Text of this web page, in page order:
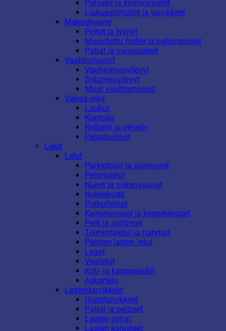
Parveke ja kynnysmatot
Liukuestematot ja tarvikkeet
Makuuhuone
Peitot ja tyynyt
Muovitettu frotee ja patjansuojat
Patjat ja varavuoteet
Vaahtomuovit
Vaahtomuovilevyt
Solumuovilevyt
Muut vaahtomuovit
Vapaa-aika
Laukut
Kuntoilu
Retkeily ja veneily
Pelastusliivit
Lelut
Lelut
Parkkitalot ja ajoneuvot
Pehmolelut
Nuket ja nukenvaunut
Nukkekodit
Potkuttelijat
Keinuhevoset ja keppihevoset
Pelit ja soittimet
Toimintalelut ja hahmot
Pienten lasten lelut
Legot
Vesilelut
Koti- ja kauppaleikit
Askartelu
Lastentarvikkeet
Hoitotarvikkeet
Patjat ja peitteet
Lasten astiat
Lasten kalusteet